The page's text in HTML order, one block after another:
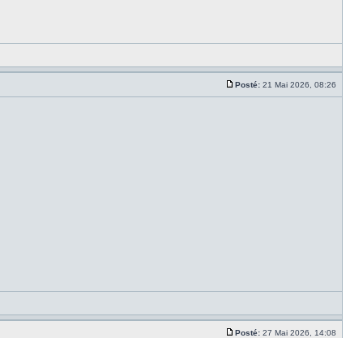
Posté: 21 Mai 2026, 08:26
Posté: 27 Mai 2026, 14:08